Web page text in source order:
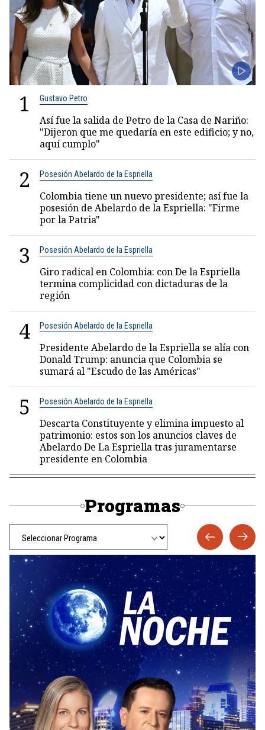
1 Gustavo Petro
Así fue la salida de Petro de la Casa de Nariño:
"Dijeron que me quedaría en este edificio; y no,
aquí cumplo"
2 Posesión Abelardo de la Espriella
Colombia tiene un nuevo presidente; así fue la
posesión de Abelardo de la Espriella: "Firme
por la Patria"
3 Posesión Abelardo de la Espriella
Giro radical en Colombia: con De la Espriella
termina complicidad con dictaduras de la
región
4 Posesión Abelardo de la Espriella
Presidente Abelardo de la Espriella se alía con
Donald Trump: anuncia que Colombia se
sumará al "Escudo de las Américas"
5 Posesión Abelardo de la Espriella
Descarta Constituyente y elimina impuesto al
patrimonio: estos son los anuncios claves de
Abelardo De La Espriella tras juramentarse
presidente en Colombia
Programas